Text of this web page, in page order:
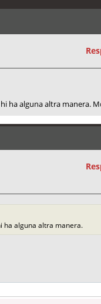
ha alguna altra manera.
ha alguna altra manera.